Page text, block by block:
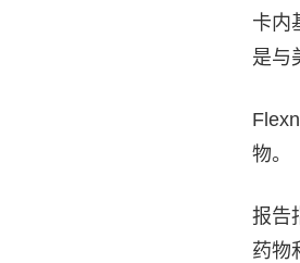
卡内
是与
物。
报告
药物